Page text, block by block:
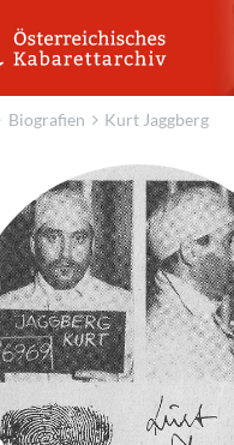
Biografien Kurt Jaggberg